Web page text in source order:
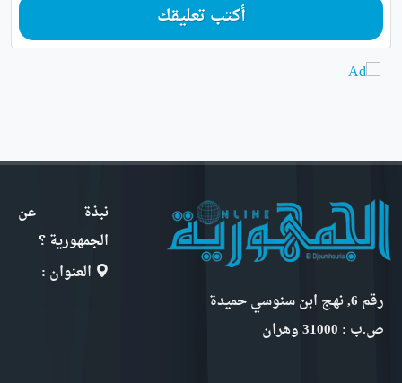
أكتب تعليقك
نبذة عن
الجمهورية ؟
العنوان :
رقم 6, نهج ابن سنوسي حميدة
ص.ب : 31000 وهران